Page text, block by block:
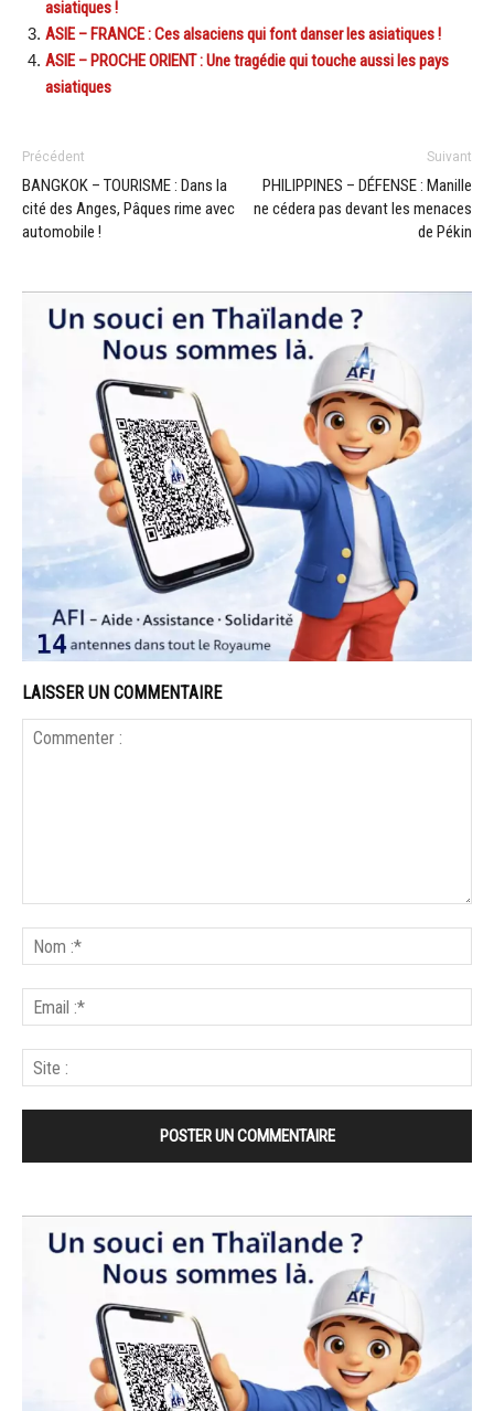
asiatiques !
ASIE – FRANCE : Ces alsaciens qui font danser les asiatiques !
ASIE – PROCHE ORIENT : Une tragédie qui touche aussi les pays
asiatiques
Précédent
BANGKOK – TOURISME : Dans la
cité des Anges, Pâques rime avec
automobile !
Suivant
PHILIPPINES – DÉFENSE : Manille
ne cédera pas devant les menaces
de Pékin
LAISSER UN COMMENTAIRE